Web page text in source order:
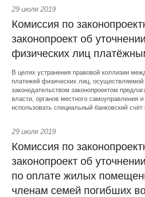
29 июля 2019
Комиссия по
законопроект об
физических лиц
В целях устранения правовой коллизии
платежей физических лиц,
законодательством законопроектом
власти, органов местного
использовать специальный банковский
29 июля 2019
Комиссия по
законопроект об
по оплате жилых
членам семей погибших